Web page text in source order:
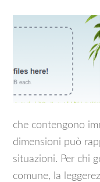
che contengono
dimensioni può
situazioni. Per chi
comune, la